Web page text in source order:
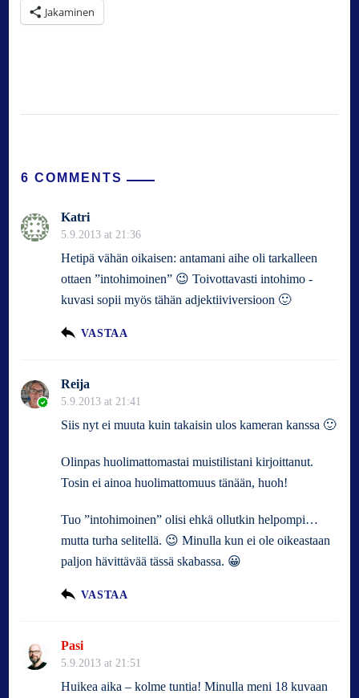
Jakaminen
6 COMMENTS
Katri
5.9.2013 at 21:36
Hetipä vähän oikaisen: antamani aihe oli tarkalleen
ottaen ”intohimoinen” 😉 Toivottavasti intohimo -
kuvasi sopii myös tähän adjektiiviversioon 🙂
VASTAA
Reija
5.9.2013 at 21:41
Siis nyt ei muuta kuin takaisin ulos kameran kanssa 🙂
Olinpas huolimattomastai muistilistani kirjoittanut.
Tosin ei ainoa huolimattomuus tänään, huoh!
Tuo ”intohimoinen” olisi ehkä ollutkin helpompi…
mutta turha selitellä. 😉 Minulla kun ei ole oikeastaan
paljon hävittävää tässä skabassa. 😀
VASTAA
Pasi
5.9.2013 at 21:51
Huikea aika – kolme tuntia! Minulla meni 18 kuvaan